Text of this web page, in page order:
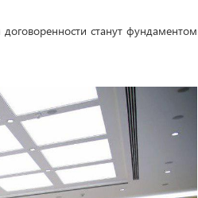
договоренности станут фундаментом